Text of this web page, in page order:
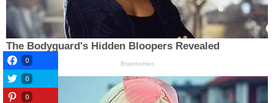
0
0
0